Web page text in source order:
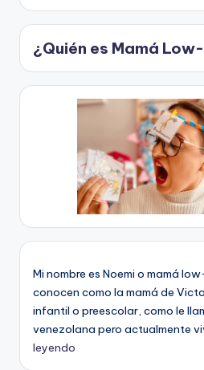
¿Quién es Mamá
Mi nombre es Noemi o mamá
conocen como la mamá de
infantil o preescolar, como le
venezolana pero actualmente
leyendo